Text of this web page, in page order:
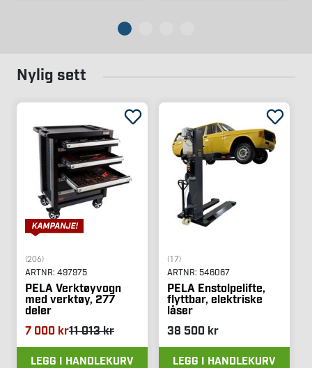
Nylig sett
(206)
ARTNR: 497975
PELA Verktøyvogn
med verktøy, 277
deler
7 000 kr11 013 kr
LEGG I HANDLEKURV
(17)
ARTNR: 546067
PELA Enstolpelifte,
flyttbar, elektriske
låser
38 500 kr
LEGG I HANDLEKURV